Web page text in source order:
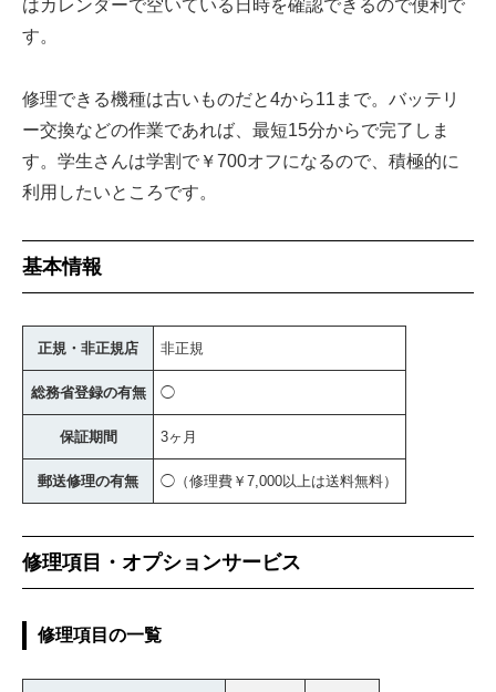
はカレンダーで空いている日時を確認できるので便利で
す。
修理できる機種は古いものだと4から11まで。バッテリ
ー交換などの作業であれば、最短15分からで完了しま
す。学生さんは学割で￥700オフになるので、積極的に
利用したいところです。
基本情報
正規・非正規店 非正規
総務省登録の有無 ◯
保証期間 3ヶ月
郵送修理の有無 ◯（修理費￥7,000以上は送料無料）
修理項目・オプションサービス
修理項目の一覧